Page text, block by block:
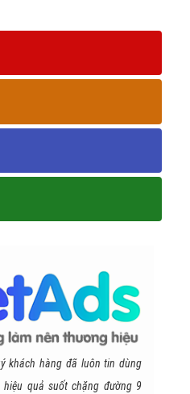
khách hàng đã luôn tin dùng
quả suốt chặng đường 9